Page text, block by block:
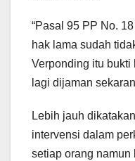
“Pasal 95 PP No.
hak lama sudah
Verponding itu bukti
lagi dijaman
Lebih jauh
intervensi dalam
setiap orang namun